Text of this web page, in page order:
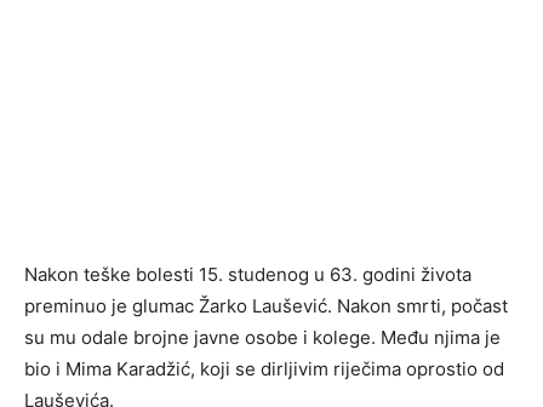
Nakon teške bolesti 15. studenog u 63. godini života
preminuo je glumac Žarko Laušević. Nakon smrti, počast
su mu odale brojne javne osobe i kolege. Među njima je
bio i Mima Karadžić, koji se dirljivim riječima oprostio od
Lauševića.